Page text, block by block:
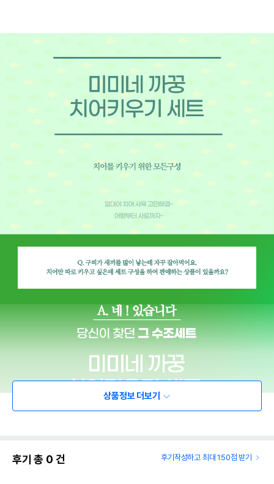
상품정보 더보기
후기 총 0 건 후기작성하고 최대 150점 받기